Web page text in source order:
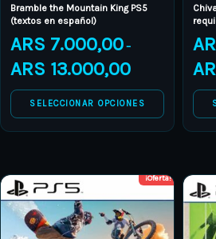
Bramble the Mountain King PS5
(textos en español)
ARS 7.000,00 –
ARS 13.000,00
SELECCIONAR OPCIONES
the
product
page
the
page
¡Oferta!
Price
ARS 7.000,00
through
ARS 8.000,00
This
product
has
This
has